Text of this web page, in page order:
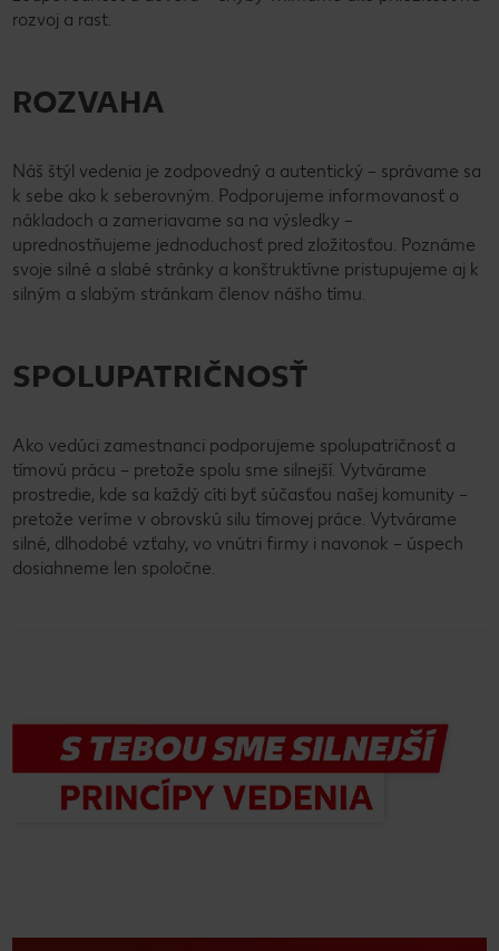
rozvoj a rast.
ROZVAHA
Náš štýl vedenia je zodpovedný a autentický – správame sa
k sebe ako k seberovným. Podporujeme informovanosť o
nákladoch a zameriavame sa na výsledky –
uprednostňujeme jednoduchosť pred zložitosťou. Poznáme
svoje silné a slabé stránky a konštruktívne pristupujeme aj k
silným a slabým stránkam členov nášho tímu.
SPOLUPATRIČNOSŤ
Ako vedúci zamestnanci podporujeme spolupatričnosť a
tímovú prácu – pretože spolu sme silnejší. Vytvárame
prostredie, kde sa každý cíti byť súčasťou našej komunity –
pretože veríme v obrovskú silu tímovej práce. Vytvárame
silné, dlhodobé vzťahy, vo vnútri firmy i navonok – úspech
dosiahneme len spoločne.